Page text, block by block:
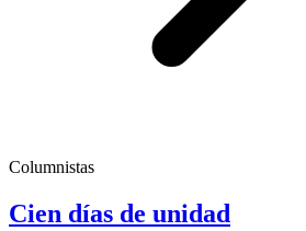
Columnistas
Cien días de unidad